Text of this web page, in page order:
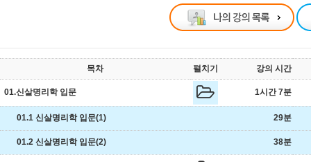
목차 펼치기 강의 시간
01.신살명리학 입문 1시간 7분
01.1 신살명리학 입문(1) 29분
01.2 신살명리학 입문(2) 38분